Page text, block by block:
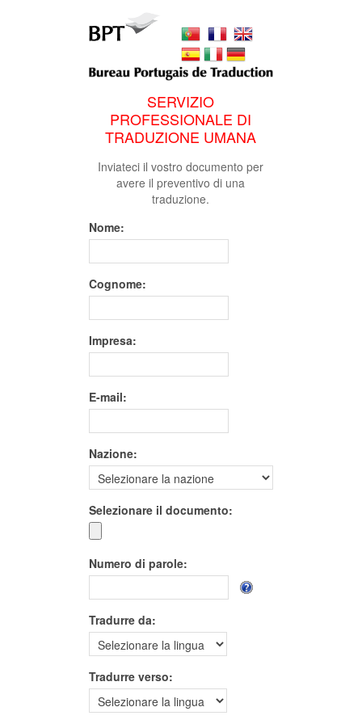
SERVIZIO
PROFESSIONALE DI
TRADUZIONE UMANA
Inviateci il vostro documento per
avere il preventivo di una
traduzione.
Nome:
Cognome:
Impresa:
E-mail:
Nazione:
Selezionare il documento:
Numero di parole:
Tradurre da:
Tradurre verso: